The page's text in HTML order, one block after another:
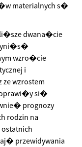
materialnych s�
dwana�cie
wzro�cie
i
ze wzrostem
si�
prognozy
rodzin na
przewidywania